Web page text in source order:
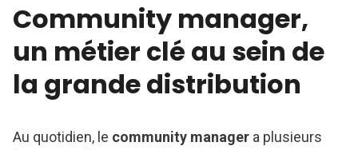
Community manager,
un métier clé au sein de
la grande distribution
Au quotidien, le community manager a plusieurs